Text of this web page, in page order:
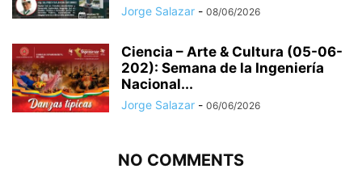
Jorge Salazar - 08/06/2026
Ciencia – Arte & Cultura (05-06-
202): Semana de la Ingeniería
Nacional...
Jorge Salazar - 06/06/2026
NO COMMENTS